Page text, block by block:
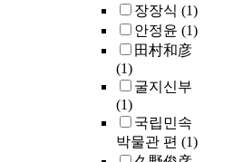
장장식 (1)
안정윤 (1)
田村和彦
(1)
굴지신부
(1)
국립민속
박물관 편 (1)